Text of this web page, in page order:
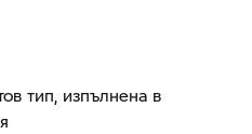
тип, изпълнена в